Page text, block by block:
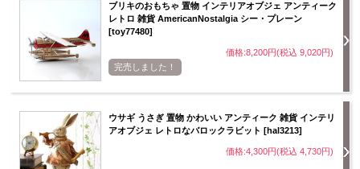
ブリキのおもちゃ 置物 インテリアオブジェ アンティーク
レトロ 雑貨 AmericanNostalgia シー・プレーン
[toy77480]
価格:8,200円(税込 9,020円)
完売しました！
ウサギ うさぎ 置物 かわいい アンティーク 雑貨 インテリ
アオブジェ レトロなバロックラビット [hal3213]
価格:4,300円(税込 4,730円)